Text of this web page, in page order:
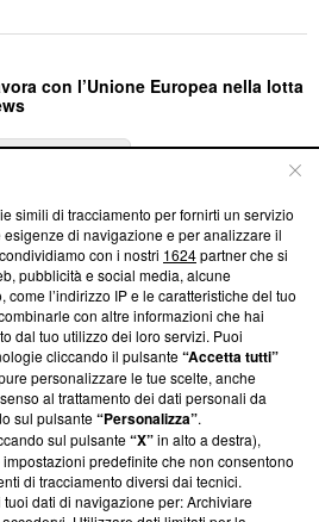
con l’Unione Europea nella lotta
trasparenti su Blasting
editoriali e su come ci impegniamo a
afferma la nostra aderenza a
Integrity’Blasting News non è
ma ha richiesto di farne
ancora effettuato una verifica di
simili di tracciamento per fornirti un servizio
di navigazione e per analizzare il
con i nostri 1624partner che si
pubblicità e social media, alcune
l’indirizzo IP e le caratteristiche del tuo
con altre informazioni che hai
dal tuo utilizzo dei loro servizi. Puoi
cliccando il pulsante“Accetta tutti”
personalizzare le tue scelte, anche
al trattamento dei dati personali da
sul pulsante“Personalizza”.
sul pulsante“X”in alto a destra),
predefinite che non consentono
di tracciamento diversi dai tecnici.
dati di navigazione per: Archiviare